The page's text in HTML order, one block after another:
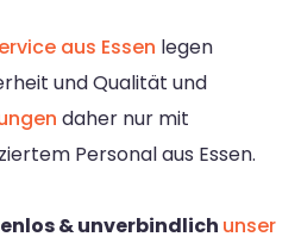
aus Essen legen
und Qualität und
daher nur mit
Personal aus Essen.
& unverbindlich unser